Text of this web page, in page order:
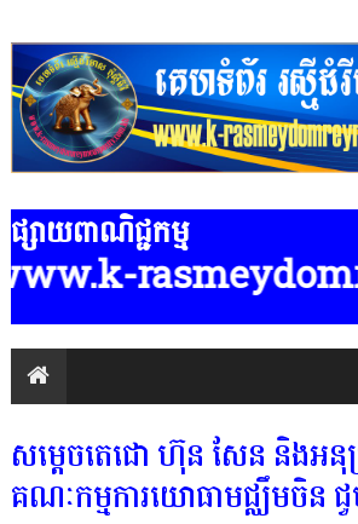
ផ្សាយពាណិជ្ជកម្ម
សម្តេចតេជោ ហ៊ុន សែន និងអនុ
គណៈកម្មការយោធាមជ្ឈឹមចិន ជួ